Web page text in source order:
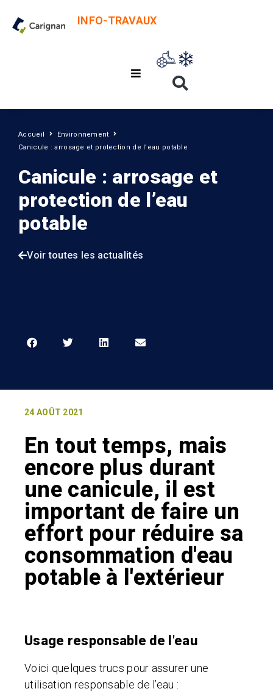
INFO-TRAVAUX
Accueil
Environnement
Canicule : arrosage et protection de l’eau potable
Canicule : arrosage et
protection de l’eau
potable
Voir toutes les actualités
24 AOÛT 2021
En tout temps, mais
encore plus durant
une canicule, il est
important de faire un
effort pour réduire sa
consommation d'eau
potable à l'extérieur
Usage responsable de l'eau
Voici quelques trucs pour assurer une
utilisation responsable de l’eau :